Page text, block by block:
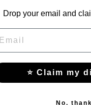
Drop your email and
⭐ Claim my
No,